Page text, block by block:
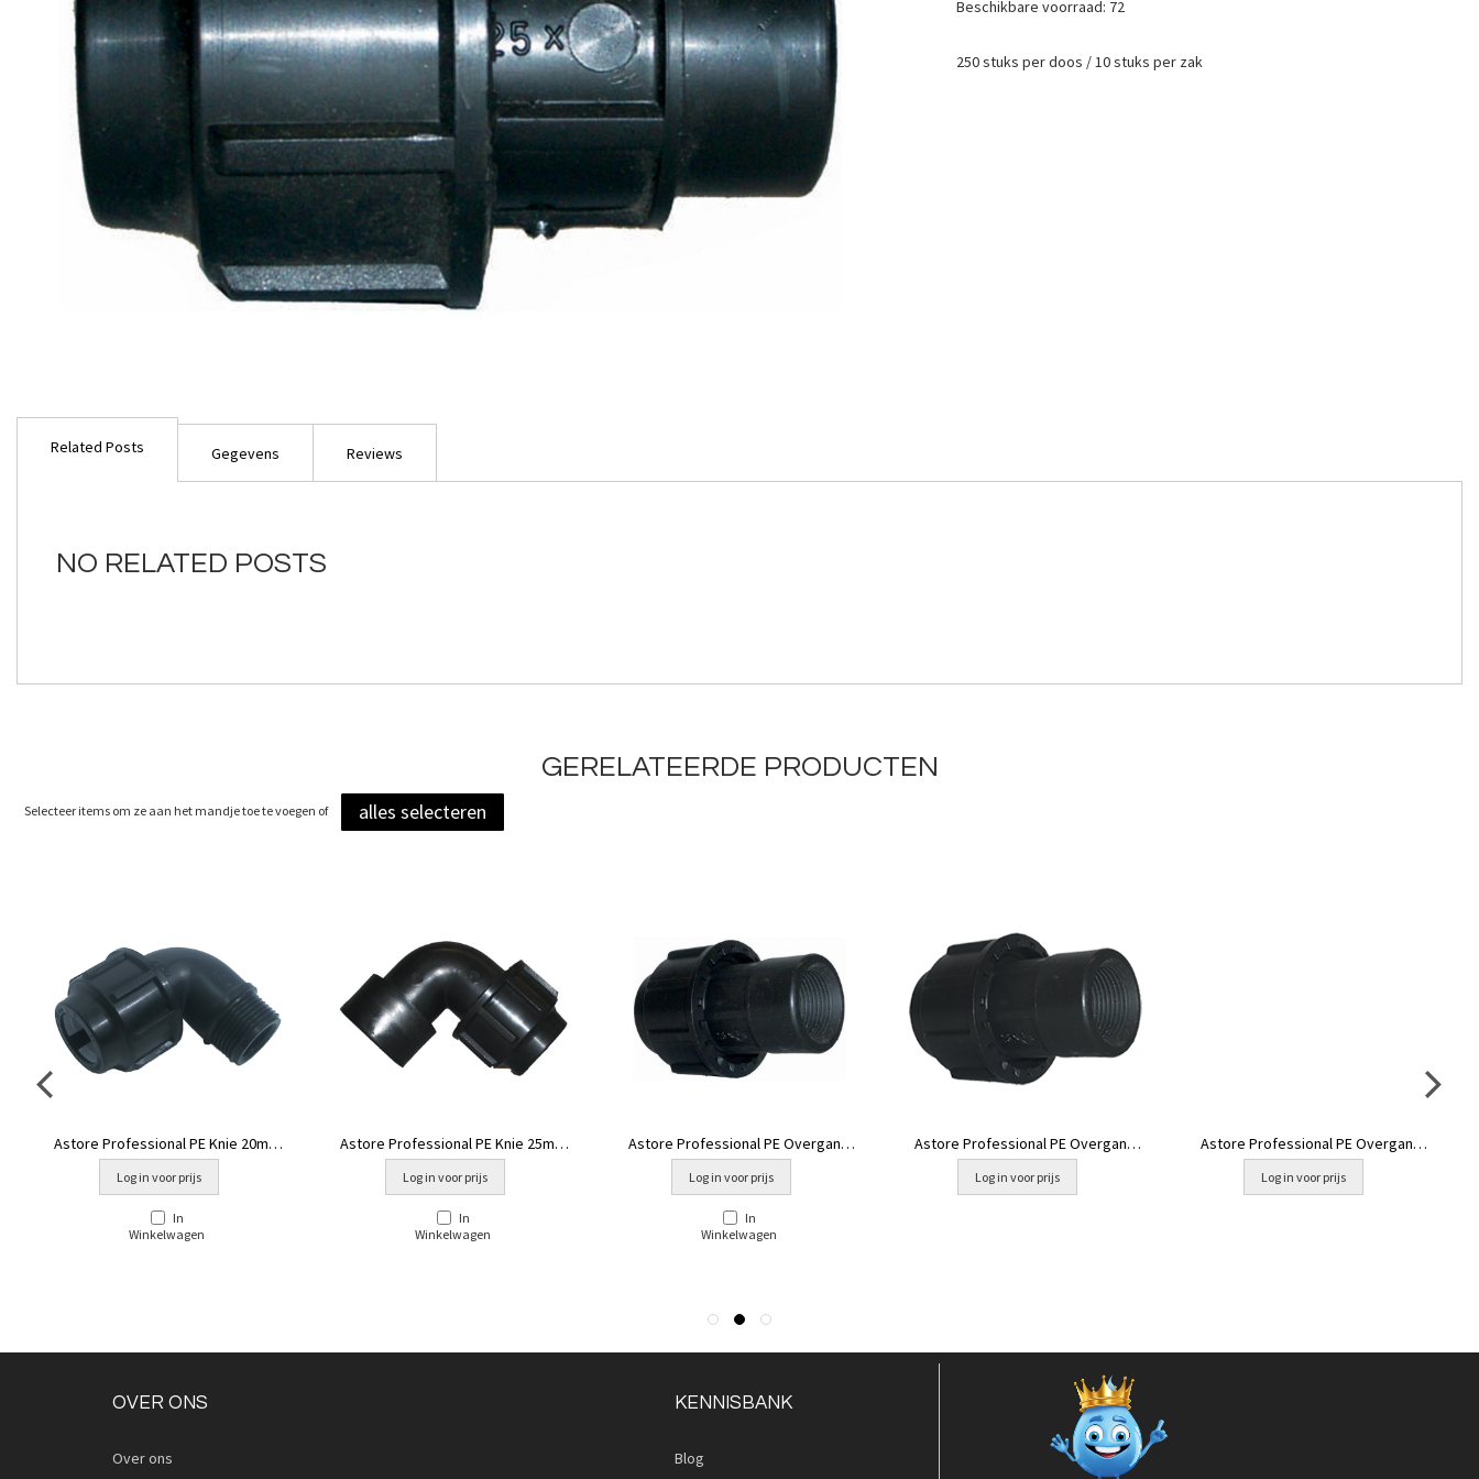
Beschikbare voorraad: 72
250 stuks per doos / 10 stuks per zak
gallerij
Related Posts
NO RELATED POSTS
Gegevens Reviews
GERELATEERDE PRODUCTEN
Selecteer items om ze aan het mandje toe te voegen of alles selecteren
Astore Professional PE Knie 20mm
x ½" buitendraad
Log in voor prijs
In
Winkelwagen
Astore Professional PE Knie 25mm
x ¾" binnendraad
Log in voor prijs
In
Winkelwagen
Astore Professional PE Overgang
25mm x 1" binnendraad
Log in voor prijs
In
Winkelwagen
Astore Professional PE Overgang
25mm x ½" binnendraad
Log in voor prijs
Astore Professional PE Overgang
25mm x ¾" binnendraad
Log in voor prijs
OVER ONS
Over ons
KENNISBANK
Blog